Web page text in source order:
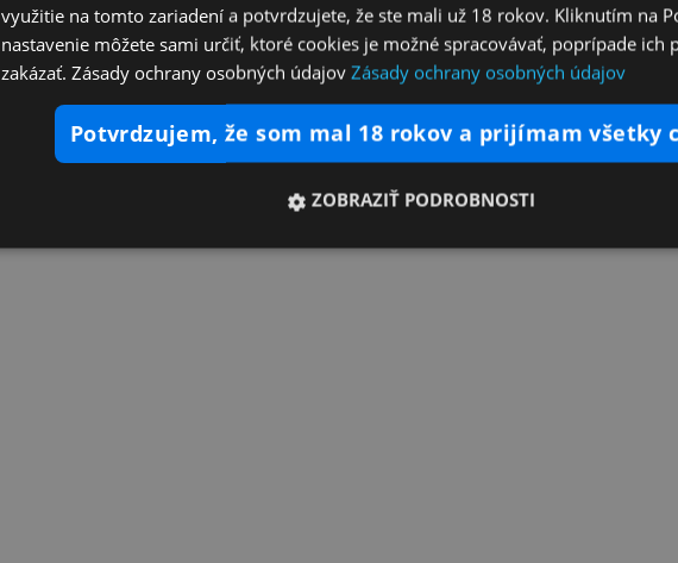
využitie na tomto zariadení a potvrdzujete, že ste mali už 18 rokov. Kliknutím na
nastavenie môžete sami určiť, ktoré cookies je možné spracovávať, poprípade ich
zakázať. Zásady ochrany osobných údajov Zásady ochrany osobných údajov
potvrdzujem, že som mal 18 rokov a prijímam všetky
ZOBRAZIŤ PODROBNOSTI